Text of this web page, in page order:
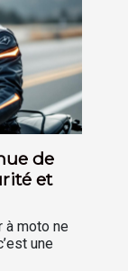
de
et
à moto ne
une